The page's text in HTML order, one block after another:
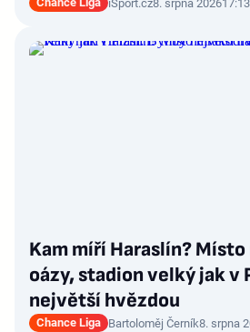
iSport.cz8. srpna 202617:13
Kam míří Haraslín?
oázy, stadion velký jak v
největší hvězdou
Chance Liga Bartoloměj Černík8. srpna